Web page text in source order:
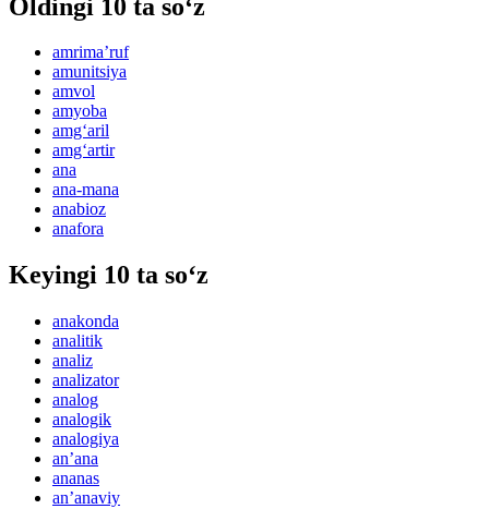
Oldingi 10 ta so‘z
amrimaʼruf
amunitsiya
amvol
amyoba
amg‘aril
amg‘artir
ana
ana-mana
anabioz
anafora
Keyingi 10 ta so‘z
anakonda
analitik
analiz
analizator
analog
analogik
analogiya
anʼana
ananas
anʼanaviy